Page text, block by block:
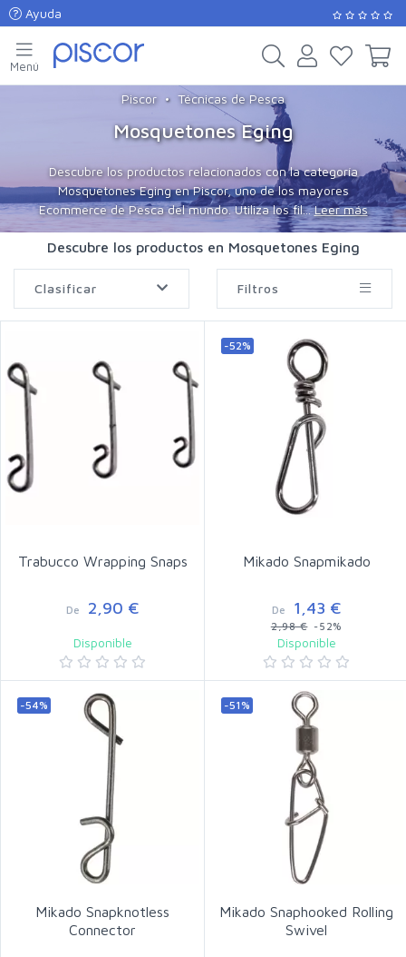
Ayuda
Menú
Piscor Técnicas de Pesca
Mosquetones Eging
Descubre los productos relacionados con la categoría
Mosquetones Eging en Piscor, uno de los mayores
Ecommerce de Pesca del mundo. Utiliza los fil... Leer más
Descubre los productos en Mosquetones Eging
Clasificar Filtros
Trabucco Wrapping Snaps
De 2,90 €
Disponible
-52%
Mikado Snapmikado
De 1,43 €
2,98 €-52%
Disponible
-54%
Mikado Snapknotless
Connector
-51%
Mikado Snaphooked Rolling
Swivel